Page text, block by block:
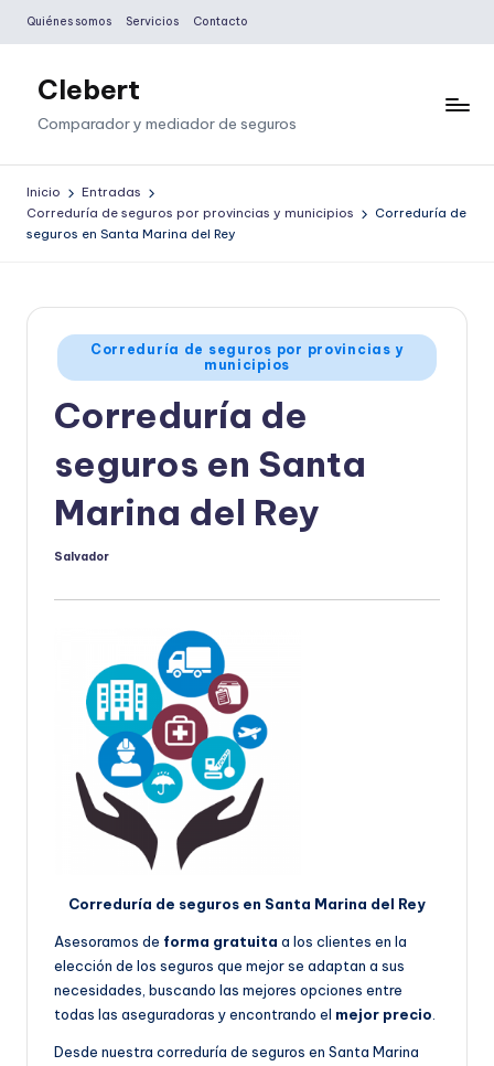
Saltar
contenido
Quiénes somos Servicios Contacto
Clebert
Comparador y mediador de seguros
Inicio
Entradas
Correduría de seguros por provincias y municipios
Correduría de
seguros en Santa Marina del Rey
Publicado
en
Correduría de seguros por provincias y
municipios
Correduría de
seguros en Santa
Marina del Rey
Publicado
Salvador
Correduría de seguros en Santa Marina del Rey
Asesoramos de forma gratuita a los clientes en la
elección de los seguros que mejor se adaptan a sus
necesidades, buscando las mejores opciones entre
todas las aseguradoras y encontrando el mejor precio.
Desde nuestra correduría de seguros en Santa Marina